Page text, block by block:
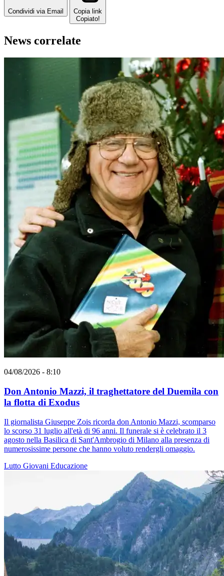
Condividi via Email
Copia link
Copiato!
News correlate
04/08/2026 - 8:10
Don Antonio Mazzi, il traghettatore del Duemila con
la flotta di Exodus
Il giornalista Giuseppe Zois ricorda don Antonio Mazzi, scomparso
lo scorso 31 luglio all'età di 96 anni. Il funerale si è celebrato il 3
agosto nella Basilica di Sant'Ambrogio di Milano alla presenza di
numerosissime persone che hanno voluto rendergli omaggio.
Lutto Giovani Educazione